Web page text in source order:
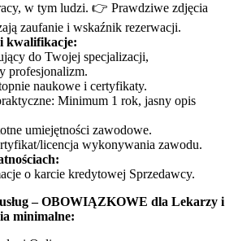
w tym ludzi. 👉 Prawdziwe zdjęcia
zaufanie i wskaźnik rezerwacji.
kwalifikacje:
do Twojej specjalizacji,
profesjonalizm.
naukowe i certyfikaty.
Minimum 1 rok, jasny opis
umiejętności zawodowe.
licencja wykonywania zawodu.
o karcie kredytowej Sprzedawcy.
– OBOWIĄZKOWE dla Lekarzy i
minimalne: